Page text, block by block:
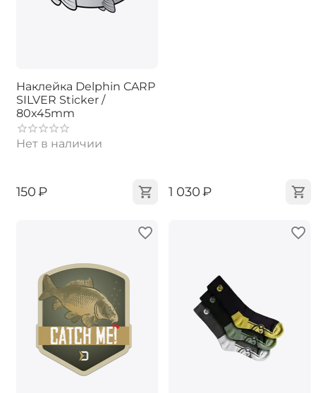
Наклейка Delphin CARP
SILVER Sticker /
80x45mm
Нет в наличии
‍150‍ ₽ ‍1 030‍₽